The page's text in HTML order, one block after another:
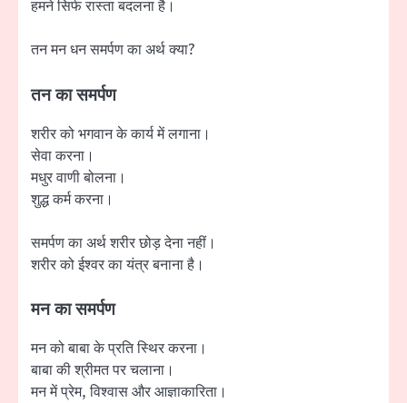
हमने सिर्फ रास्ता बदलना है।
तन मन धन समर्पण का अर्थ क्या?
तन का समर्पण
शरीर को भगवान के कार्य में लगाना।
सेवा करना।
मधुर वाणी बोलना।
शुद्ध कर्म करना।
समर्पण का अर्थ शरीर छोड़ देना नहीं।
शरीर को ईश्वर का यंत्र बनाना है।
मन का समर्पण
मन को बाबा के प्रति स्थिर करना।
बाबा की श्रीमत पर चलाना।
मन में प्रेम, विश्वास और आज्ञाकारिता।